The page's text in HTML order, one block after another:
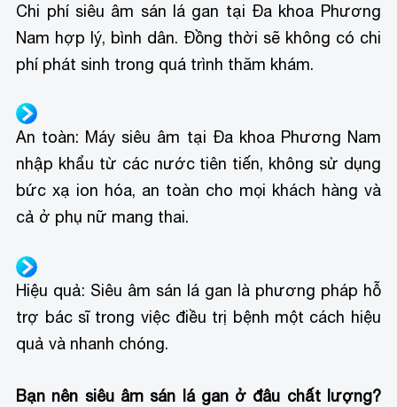
Chi phí siêu âm sán lá gan tại Đa khoa Phương
Nam hợp lý, bình dân. Đồng thời sẽ không có chi
phí phát sinh trong quá trình thăm khám.
An toàn: Máy siêu âm tại Đa khoa Phương Nam
nhập khẩu từ các nước tiên tiến, không sử dụng
bức xạ ion hóa, an toàn cho mọi khách hàng và
cả ở phụ nữ mang thai.
Hiệu quả: Siêu âm sán lá gan là phương pháp hỗ
trợ bác sĩ trong việc điều trị bệnh một cách hiệu
quả và nhanh chóng.
Bạn nên siêu âm sán lá gan ở đâu chất lượng?